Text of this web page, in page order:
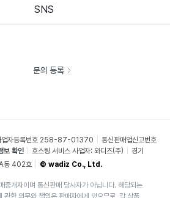
SNS
문의 등록
업자등록번호 258-87-01370
통신판매업신고번호
보 확인 호스팅 서비스 사업자: 와디즈(주)
경기
동 402호
© wadiz Co., Ltd.
중개자이며 통신판매 당사자가 아닙니다. 해당되는
관한 의무와 책임은 판매자에게 있으므로, 각 상품